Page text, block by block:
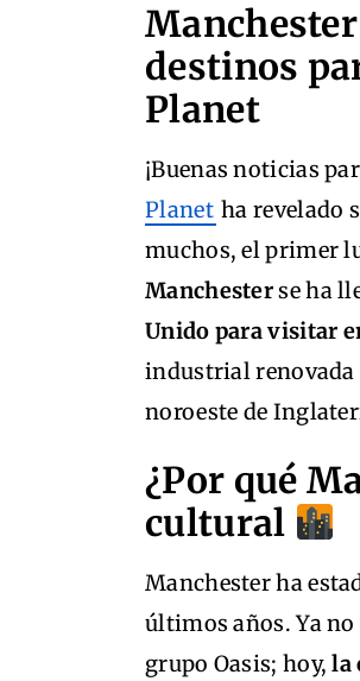
destinos
Planet
¡Buenas noticias
Planet ha revelado
muchos, el primer
Manchesterse ha
Unido para visitar
industrial renovada
noroeste de
¿Por qué
cultural
Manchester ha
últimos años. Ya
grupo Oasis; hoy,la